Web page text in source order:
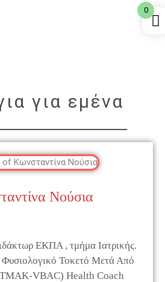
για εμένα
Νούσια
ΕΚΠΑ , τμήμα Ιατρικής.
Φυσιολογικό Τοκετό Μετά Από
VBAC) Health Coach
0